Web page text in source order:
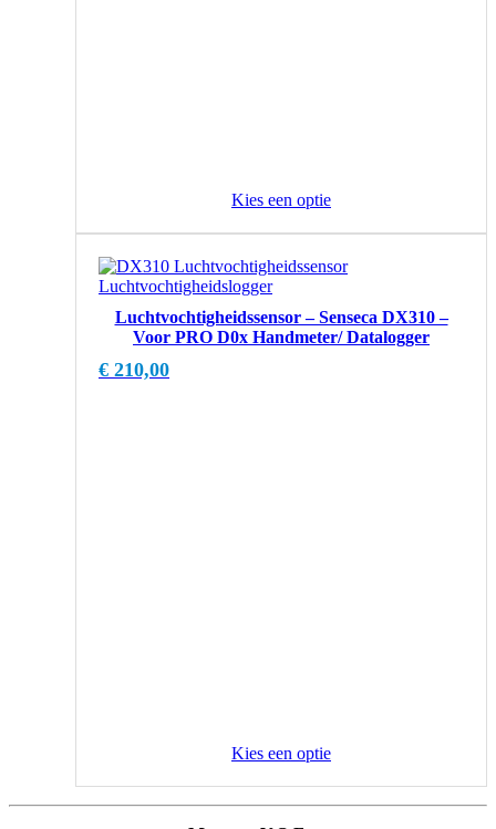
Kies een optie
Luchtvochtigheidssensor – Senseca DX310 –
Voor PRO D0x Handmeter/ Datalogger
€ 210,00
Kies een optie